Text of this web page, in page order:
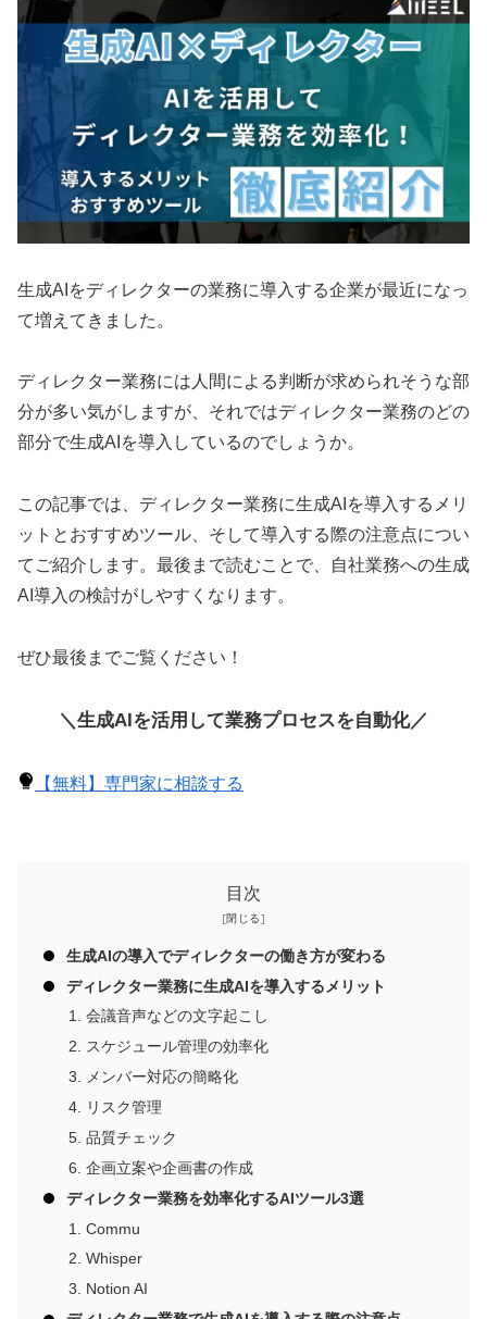
生成AIをディレクターの業務に導入する企業が最近になっ
て増えてきました。
ディレクター業務には人間による判断が求められそうな部
分が多い気がしますが、それではディレクター業務のどの
部分で生成AIを導入しているのでしょうか。
この記事では、ディレクター業務に生成AIを導入するメリ
ットとおすすめツール、そして導入する際の注意点につい
てご紹介します。最後まで読むことで、自社業務への生成
AI導入の検討がしやすくなります。
ぜひ最後までご覧ください！
＼生成AIを活用して業務プロセスを自動化／
【無料】専門家に相談する
目次
生成AIの導入でディレクターの働き方が変わる
ディレクター業務に生成AIを導入するメリット
会議音声などの文字起こし
スケジュール管理の効率化
メンバー対応の簡略化
リスク管理
品質チェック
企画立案や企画書の作成
ディレクター業務を効率化するAIツール3選
Commu
Whisper
Notion AI